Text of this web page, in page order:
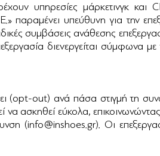
υπηρεσίες μάρκετινγκ και
παραμένει υπεύθυνη για την
συμβάσεις ανάθεσης
διενεργείται σύμφωνα
(opt-out) ανά πάσα στιγμή τη
ασκηθεί εύκολα,
(info@inshoes.gr). Οι